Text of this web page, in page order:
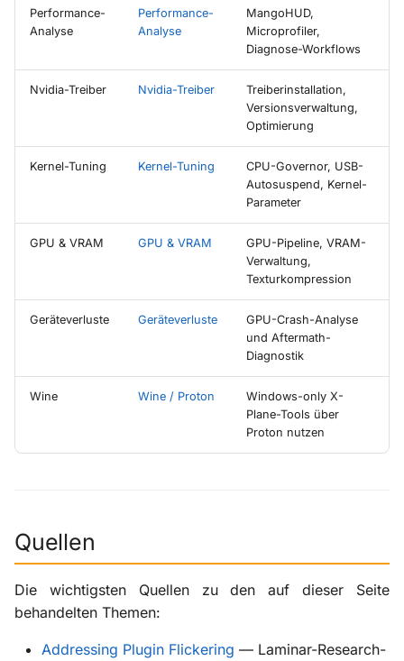
Performance-
Analyse
Performance-
Analyse
MangoHUD,
Microprofiler,
Diagnose-Workflows
Nvidia-Treiber Nvidia-Treiber
Treiberinstallation,
Versionsverwaltung,
Optimierung
Kernel-Tuning Kernel-Tuning
CPU-Governor, USB-
Autosuspend, Kernel-
Parameter
GPU & VRAM GPU & VRAM
GPU-Pipeline, VRAM-
Verwaltung,
Texturkompression
Geräteverluste Geräteverluste
GPU-Crash-Analyse
und Aftermath-
Diagnostik
Wine Wine / Proton
Windows-only X-
Plane-Tools über
Proton nutzen
Quellen
Die wichtigsten Quellen zu den auf dieser Seite
behandelten Themen:
Addressing Plugin Flickering — Laminar-Research-